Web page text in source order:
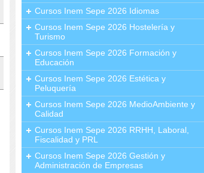
Cursos Inem Sepe 2026 Idiomas
Cursos Inem Sepe 2026 Hostelería y
Turismo
Cursos Inem Sepe 2026 Formación y
Educación
Cursos Inem Sepe 2026 Estética y
Peluquería
Cursos Inem Sepe 2026 MedioAmbiente y
Calidad
Cursos Inem Sepe 2026 RRHH, Laboral,
Fiscalidad y PRL
Cursos Inem Sepe 2026 Gestión y
Administración de Empresas